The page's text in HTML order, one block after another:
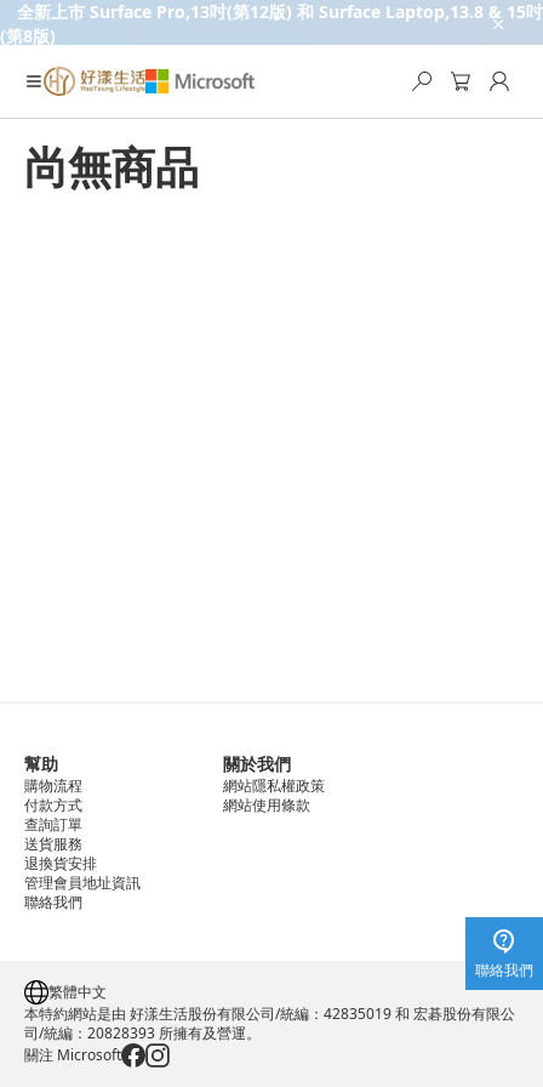
全新上市 Surface Pro,13吋(第12版) 和 Surface Laptop,13.8 & 15吋
(第8版)
尚無商品
幫助
購物流程
付款方式
查詢訂單
送貨服務
退換貨安排
管理會員地址資訊
聯絡我們
關於我們
網站隱私權政策
網站使用條款
繁體中文
本特約網站是由 好漾生活股份有限公司/統編：42835019 和 宏碁股份有限公
司/統編：20828393 所擁有及營運。
關注 Microsoft
聯絡我們